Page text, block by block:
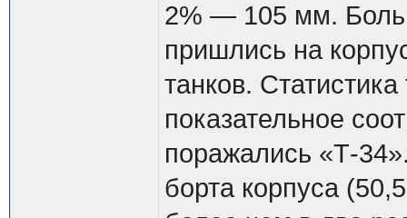
2% — 105 мм.
пришлись на
танков.
показательное
поражались «Т-
борта корпуса